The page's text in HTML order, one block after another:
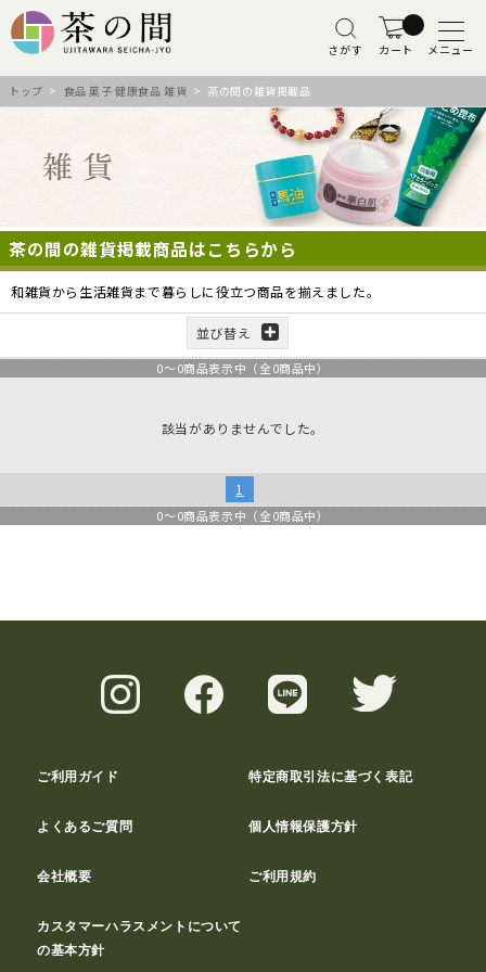
さがす カート メニュー
トップ > 食品 菓子 健康食品 雑貨 > 茶の間の雑貨掲載品
茶の間の雑貨掲載商品はこちらから
和雑貨から生活雑貨まで暮らしに役立つ商品を揃えました。
並び替え
0～0商品表示中（全0商品中）
該当がありませんでした。
1
0～0商品表示中（全0商品中）
ご利用ガイド 特定商取引法に基づく表記
よくあるご質問 個人情報保護方針
会社概要 ご利用規約
カスタマーハラスメントについて
の基本方針